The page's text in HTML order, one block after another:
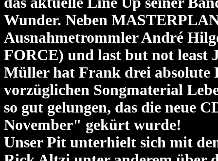
Wunder. Neben
Ausnahmetrommler André
FORCE) und last but not least
Müller hat Frank drei absolute
vorzüglichen Songmaterial
so gut gelungen, das die neue
November" gekürt wurde!
Unser Pit unterhielt sich mit